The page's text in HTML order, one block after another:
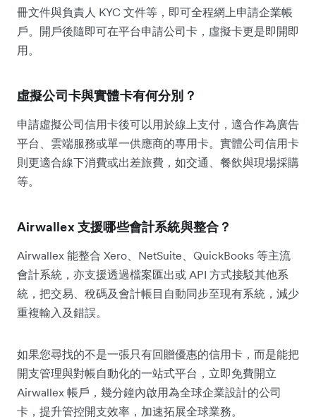
冊文件與負責人 KYC 文件等，即可全程網上申請企業帳
戶。開戶後隨即可在平台申請公司卡，虛擬卡更是即開即
用。
虛擬公司卡與實體卡有何分別？
申請虛擬公司信用卡後可以用於線上支付，適合作為廣告
平台、雲端服務或單一供應商的專用卡。實體公司信用卡
則更適合線下消費或出差旅費，如交通、餐飲與現場採購
等。
Airwallex 支援哪些會計系統與整合？
Airwallex 能整合 Xero、NetSuite、QuickBooks 等主流
會計系統，亦支援透過檔案匯出或 API 方式接駁其他系
統，把交易、稅碼及會計帳目自動同步至現有系統，減少
重複輸入及錯誤。
如果您尋找的不是一張只有回贈優惠的信用卡，而是能把
開支管理與對帳自動化的一站式平台，立即免費開立
Airwallex 帳戶，幾分鐘內啟用為全球企業設計的公司
卡，提升管控開支效率，加速拓展全球業務。